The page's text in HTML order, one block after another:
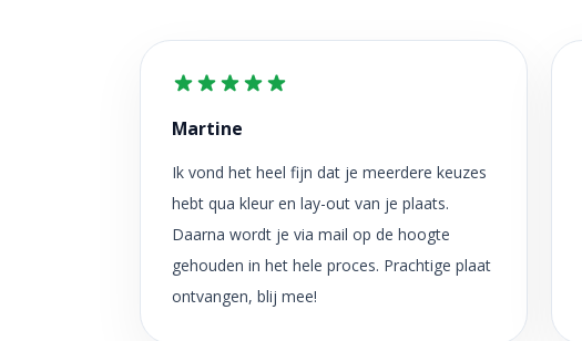
Martine
Ik vond het heel fijn dat je meerdere keuzes
hebt qua kleur en lay-out van je plaats.
Daarna wordt je via mail op de hoogte
gehouden in het hele proces. Prachtige plaat
ontvangen, blij mee!